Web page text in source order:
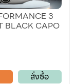
3
BLACK CAPO
สั่งซื้อ